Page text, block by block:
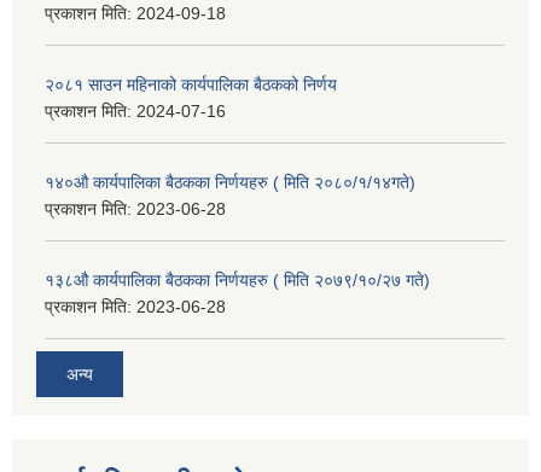
प्रकाशन मिति: 2024-09-18
२०८१ साउन महिनाको कार्यपालिका बैठकको निर्णय
प्रकाशन मिति: 2024-07-16
१४०औ कार्यपालिका बैठकका निर्णयहरु ( मिति २०८०/१/१४गते)
प्रकाशन मिति: 2023-06-28
१३८औ कार्यपालिका बैठकका निर्णयहरु ( मिति २०७९/१०/२७ गते)
प्रकाशन मिति: 2023-06-28
अन्य